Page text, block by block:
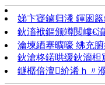
娣卞寲鏀归潻 鍕囦
鈥滀袱鏂颁竴閲嶁€
瀹堜綇搴曠嚎 绋充
鈥滄柊鍩哄缓鈥濇柦
鐩樼偣澶紒浠ｈ〃